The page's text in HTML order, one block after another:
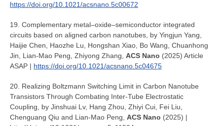
https://doi.org/10.1021/acsnano.5c00672
19. Complementary metal‒oxide‒semiconductor integrated
circuits based on aligned carbon nanotubes, by Yingjun Yang,
Haijie Chen, Haozhe Lu, Hongshan Xiao, Bo Wang, Chuanhong
Jin, Lian-Mao Peng, Zhiyong Zhang, ACS Nano (2025) Article
ASAP | https://doi.org/10.1021/acsnano.5c04675
20. Realizing Boltzmann Switching Limit in Carbon Nanotube
Transistors Through Combating Inter-Tube Electrostatic
Coupling, by Jinshuai Lv, Hang Zhou, Zhiyi Cui, Fei Liu,
Chenguang Qiu and Lian-Mao Peng, ACS Nano (2025) |